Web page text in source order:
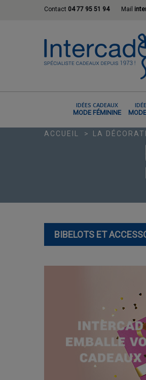
Contact 04 77 95 51 94 Mail
IDÉES CADEAUX
MODE FÉMININE
ACCUEIL LA
BIBELOTS ET